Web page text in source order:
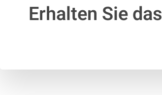
Erhalten Sie das